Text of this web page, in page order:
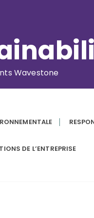
Wavestone
DE L’ENTREPRISE